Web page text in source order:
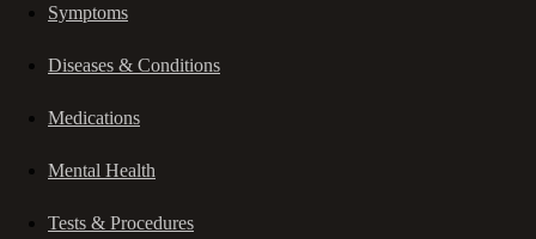
Symptoms
Diseases & Conditions
Medications
Mental Health
Tests & Procedures